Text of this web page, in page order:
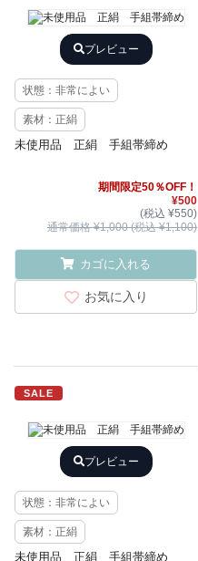
プレビュー
状態：非常によい
素材：正絹
未使用品 正絹 手組帯締め
期間限定50％OFF！
¥500
(税込 ¥550)
通常価格 ¥1,000 (税込 ¥1,100)
カゴに入れる
お気に入り
SALE
プレビュー
状態：非常によい
素材：正絹
未使用品 正絹 手組帯締め